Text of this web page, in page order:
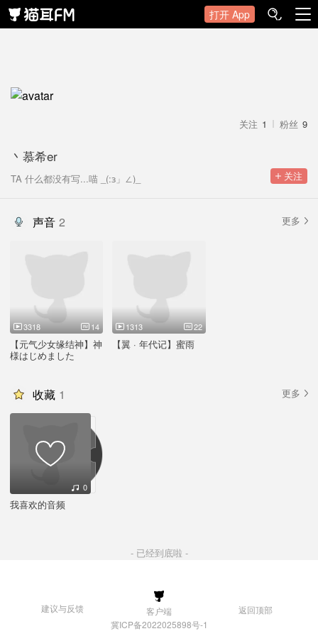
打开 App
粉丝 9
关注 1
丶慕希er
TA 什么都没有写...喵 _(:з」∠)_ 关注
声音 2 更多
【元气少女缘结神】神
様はじめました
3318 14
【翼 · 年代记】蜜雨
1313 22
收藏 1 更多
0
我喜欢的音频
- 已经到底啦 -
建议与反馈 客户端
返回顶部
冀ICP备2022025898号-1